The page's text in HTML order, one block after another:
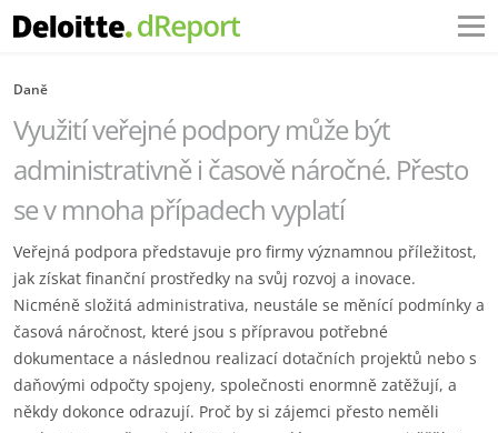
Daně
Využití veřejné podpory může být
administrativně i časově náročné. Přesto
se v mnoha případech vyplatí
Veřejná podpora představuje pro firmy významnou příležitost,
jak získat finanční prostředky na svůj rozvoj a inovace.
Nicméně složitá administrativa, neustále se měnící podmínky a
časová náročnost, které jsou s přípravou potřebné
dokumentace a následnou realizací dotačních projektů nebo s
daňovými odpočty spojeny, společnosti enormně zatěžují, a
někdy dokonce odrazují. Proč by si zájemci přesto neměli